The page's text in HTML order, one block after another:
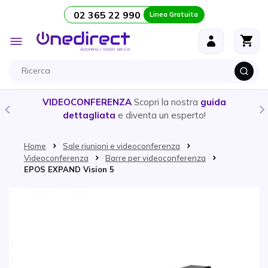
Salta al contenuto 02 365 22 990 Linea Gratuita
Toggle
Nav
VIDEOCONFERENZA Scopri la nostra guida
dettagliata e diventa un esperto!
Home
Sale riunioni e videoconferenza
Videoconferenza
Barre per videoconferenza
EPOS EXPAND Vision 5